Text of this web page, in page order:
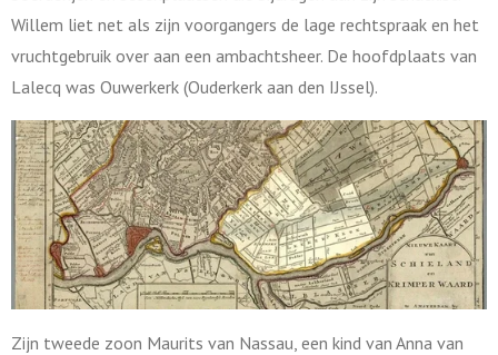
Willem liet net als zijn voorgangers de lage rechtspraak en het
vruchtgebruik over aan een ambachtsheer. De hoofdplaats van
Lalecq was Ouwerkerk (Ouderkerk aan den IJssel).
Zijn tweede zoon Maurits van Nassau, een kind van Anna van